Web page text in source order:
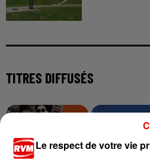
TITRES DIFFUSÉS
Le respect de votre vie